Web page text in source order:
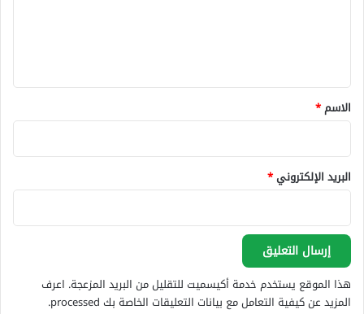
*
الاسم*
البريد الإلكتروني*
هذا الموقع يستخدم خدمة أكيسميت للتقليل من البريد المزعجة. اعرف
المزيد عن كيفية التعامل مع بيانات التعليقات الخاصة بك processed
.